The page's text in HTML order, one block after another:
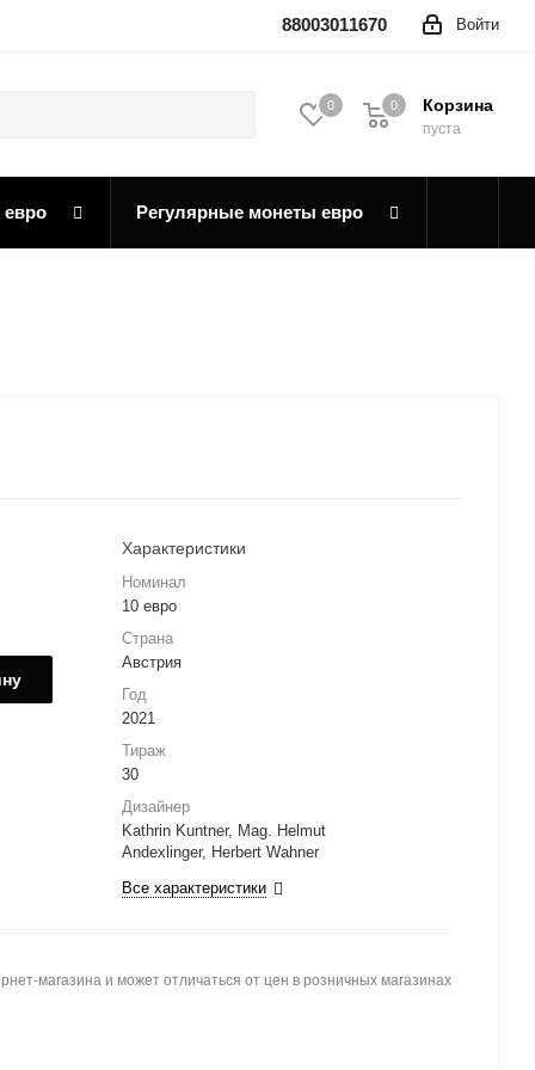
Войти
88003011670
0 Корзина
0
пуста
0
Регулярные монеты евро
Характеристики
Номинал
10 евро
Страна
Австрия
Год
2021
Тираж
30
Дизайнер
Kathrin Kuntner, Mag. Helmut
Andexlinger, Herbert Wahner
Все характеристики
магазина и может отличаться от цен в розничных магазинах